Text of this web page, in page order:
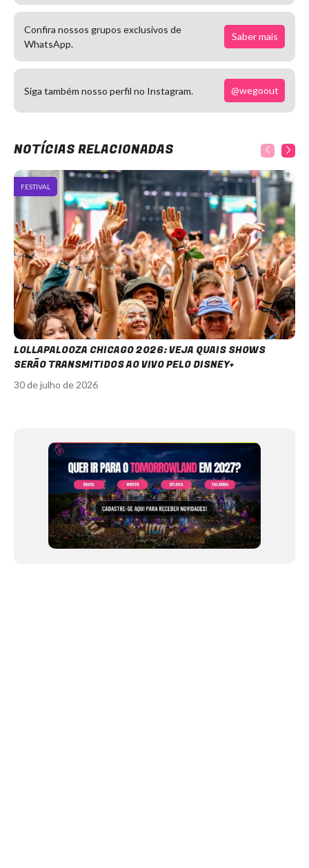
Confira nossos grupos exclusivos de
WhatsApp.
Saber mais
Siga também nosso perfil no Instagram. @wegoout
NOTÍCIAS RELACIONADAS
FESTIVAL
LOLLAPALOOZA CHICAGO 2026: VEJA QUAIS SHOWS
SERÃO TRANSMITIDOS AO VIVO PELO DISNEY+
30 de julho de 2026